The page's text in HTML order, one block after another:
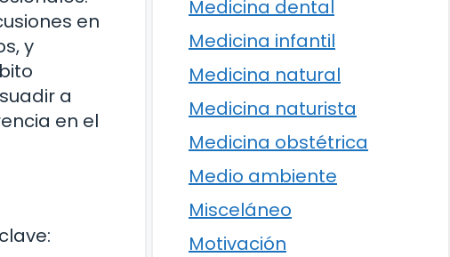
en
y
a
en el
Medicina dental
Medicina infantil
Medicina natural
Medicina naturista
Medicina obstétrica
Medio ambiente
Misceláneo
Motivación